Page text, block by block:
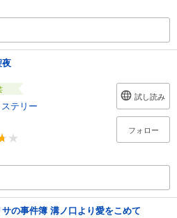
テリー
試し読み
フォロー
の事件簿 溝ノ口より愛をこめて